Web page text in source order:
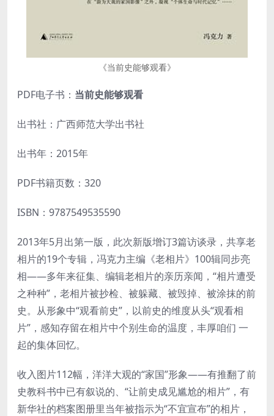
《当前史能够观看》
PDF电子书： 当前史能够观看
出书社：广西师范大学出书社
出书年：2015年
PDF书籍页数：320
ISBN：9787549535590
2013年5月出第一版，此次新版增订3篇访谈录，共享老
相片的19个专辑，冯克力主编《老相片》100辑同步亮
相——多年来征集、编辑老相片的亲历亲闻，“相片遭受
之种种”，老相片被抄检、被躲藏、被毁掉、被涂抹的前
史。从形象中“观看前史”，以前史的维度从头“观看相
片”，感知存留在相片中个别生命的温度，丰厚咱们 一
起的集体回忆。
收入图片112幅，洋洋大观的“家国”形象——有推翻了前
史教科书中已有叙说的、“让前史成见尴尬的相片”，有
新华社的档案图册里当年被指示为“不宜宣布”的相片，